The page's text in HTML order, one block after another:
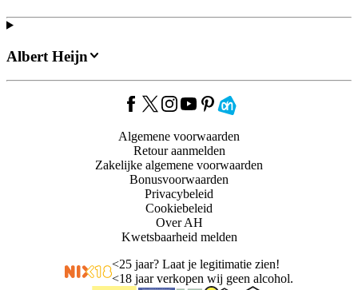
Albert Heijn
Algemene voorwaarden
Retour aanmelden
Zakelijke algemene voorwaarden
Bonusvoorwaarden
Privacybeleid
Cookiebeleid
Over AH
Kwetsbaarheid melden
<25 jaar? Laat je legitimatie zien!
<18 jaar verkopen wij geen alcohol.